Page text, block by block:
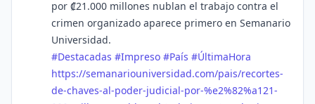
por ₡21.000 millones nublan el trabajo contra el
crimen organizado aparece primero en Semanario
Universidad.
#Destacadas #Impreso #País #ÚltimaHora
https://semanariouniversidad.com/pais/recortes-
de-chaves-al-poder-judicial-por-%e2%82%a121-